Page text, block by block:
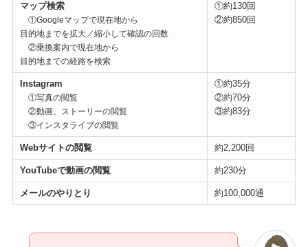
マップ検索
①Googleマップで現在地から
目的地までを拡大／縮小して確認の回数
②乗換案内で現在地から
目的地までの経路を検索
①約130回
②約850回
Instagram
①写真の閲覧
②動画、ストーリーの閲覧
③インスタライブの閲覧
①約35分
②約70分
③約83分
Webサイトの閲覧 約2,200回
YouTubeで動画の閲覧 約230分
メールのやりとり 約100,000通